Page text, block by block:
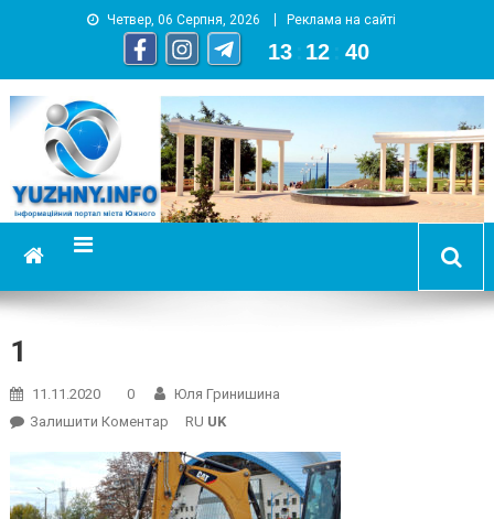
Четвер, 06 Серпня, 2026 Реклама на сайті
13 12 41
YUZHNY.INFO
информационный портал города Южный
1
11.11.2020 0
Юля Гринишина
Залишити КоментарOn RU UK